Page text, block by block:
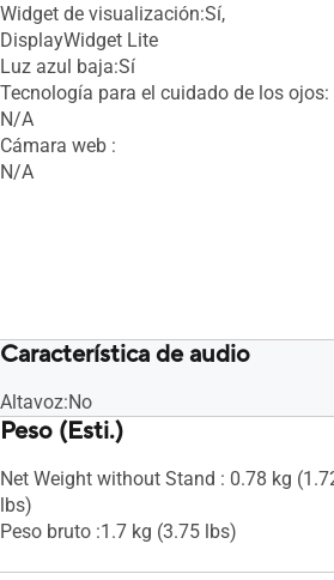
Widget de visualización:Sí,
DisplayWidget Lite
Luz azul baja:Sí
Tecnología para el cuidado de los ojos:
N/A
Cámara web :
N/A
Característica de audio
Altavoz:No
Peso (Esti.)
Net Weight without Stand : 0.78 kg
lbs)
Peso bruto :1.7 kg (3.75 lbs)